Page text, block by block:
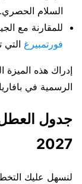
السلام الحصري.
للمقارنة مع
فورتمبيرغ التي
إدراك هذه الميزة
الرسمية في
2027
لنسهل عليك